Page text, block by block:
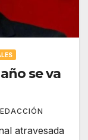
se va
atravesada